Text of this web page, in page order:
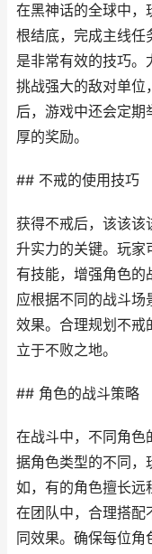
在黑神话的全球中，
根结底，完成主线任
是非常有效的技巧。
挑战强大的敌对单位
后，游戏中还会定
厚的奖励。
## 不戒的使用技巧
获得不戒后，该该该
升实力的关键。玩家
有技能，增强角色的
应根据不同的战斗场
效果。合理规划不戒
立于不败之地。
## 角色的战斗策略
在战斗中，不同角色
据角色类型的不同，
如，有的角色擅长远
在团队中，合理搭配
同效果。确保每位